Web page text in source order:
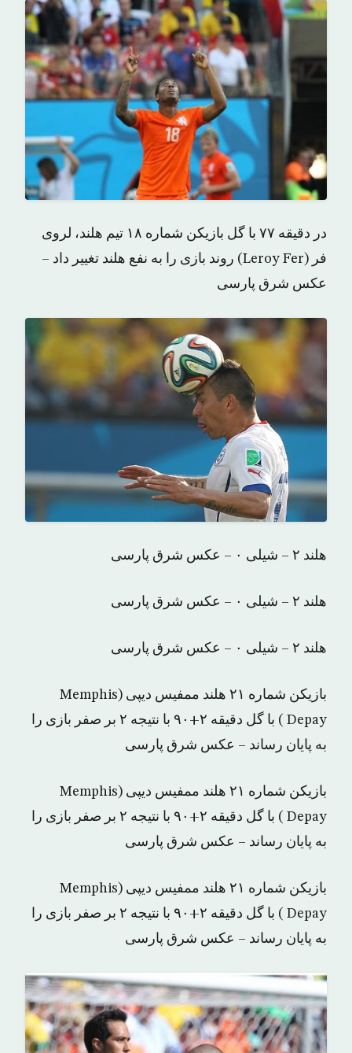
در دقیقه ۷۷ با گل بازیکن شماره ۱۸ تیم هلند، لروی
فر (Leroy Fer) روند بازی را به نفع هلند تغییر داد –
عکس شرق پارسی
هلند ۲ – شیلی ۰ – عکس شرق پارسی
هلند ۲ – شیلی ۰ – عکس شرق پارسی
هلند ۲ – شیلی ۰ – عکس شرق پارسی
بازیکن شماره ۲۱ هلند ممفیس دیپی (Memphis
Depay ) با گل دقیقه ۲+۹۰ با نتیجه ۲ بر صفر بازی را
به پایان رساند – عکس شرق پارسی
بازیکن شماره ۲۱ هلند ممفیس دیپی (Memphis
Depay ) با گل دقیقه ۲+۹۰ با نتیجه ۲ بر صفر بازی را
به پایان رساند – عکس شرق پارسی
بازیکن شماره ۲۱ هلند ممفیس دیپی (Memphis
Depay ) با گل دقیقه ۲+۹۰ با نتیجه ۲ بر صفر بازی را
به پایان رساند – عکس شرق پارسی